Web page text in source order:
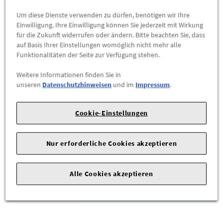
-
Max. Bestellmenge:10
ZUM WARENKORB HINZUFÜGEN
Herstellerangaben:AUDI AG |Auto-Union-Str. 1 |
Ingolstadt |
Speziell an die Radschrauben des Fahrzeugs angepasste
Adapterform hemmt den Diebstahl von hochwertigen
Leichtmetallfelgen.
gelöst werden. Der Adapterkopf hat eine an die Radschrauben
des Fahrzeugs angepasste Form und kann ausschließlich für
Um diese Dienste verwenden zu dürfen, benötigen wir Ihre
Einwilligung. Ihre Einwilligung können Sie jederzeit mit Wirkung
für die Zukunft widerrufen oder ändern. Bitte beachten Sie, dass
auf Basis Ihrer Einstellungen womöglich nicht mehr alle
Funktionalitäten der Seite zur Verfügung stehen.
Weitere Informationen finden Sie in
unseren Datenschutzhinweisen und im Impressum.
Cookie-Einstellungen
Nur erforderliche Cookies akzeptieren
Alle Cookies akzeptieren